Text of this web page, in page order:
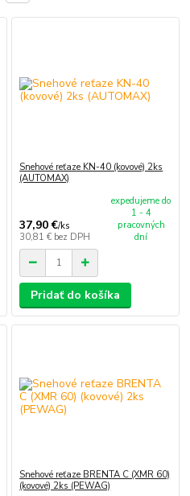
Snehové reťaze KN-40 (kovové) 2ks
(AUTOMAX)
37,90 €/ks
30,81 € bez DPH
expedujeme do
1 - 4
pracovných
dní
Pridať do košíka
Snehové reťaze BRENTA C (XMR 60)
(kovové) 2ks (PEWAG)